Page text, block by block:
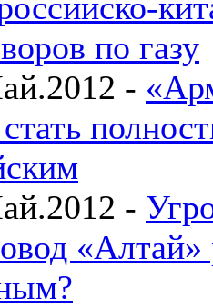
по газу
-
-